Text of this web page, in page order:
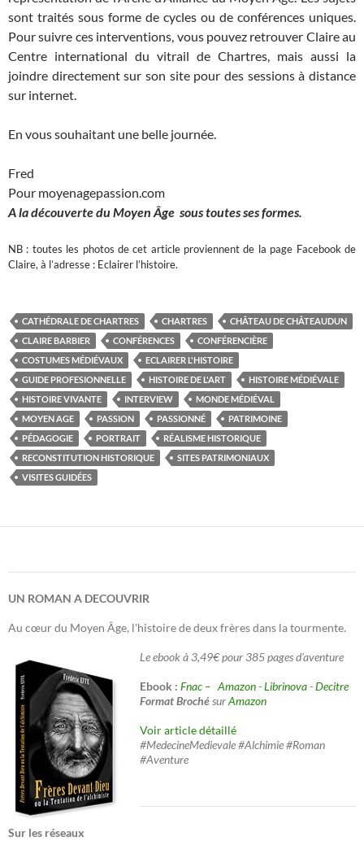
sont traités sous forme de cycles ou de conférences uniques.
Pour suivre ces interventions, vous pouvez retrouver Claire au
Centre international du vitrail de Chartres, mais aussi la
joindre directement sur son site pour des sessions à distance
sur internet.
En vous souhaitant une belle journée.
Fred
Pour moyenagepassion.com
A la découverte du Moyen Âge sous toutes ses formes.
NB : toutes les photos de cet article proviennent de la page Facebook de
Claire, à l’adresse : Eclairer l’histoire.
CATHÉDRALE DE CHARTRES CHARTRES
CHÂTEAU DE CHÂTEAUDUN
CLAIRE BARBIER
CONFÉRENCES
CONFÉRENCIÈRE
COSTUMES MÉDIÉVAUX
ECLAIRER L'HISTOIRE
GUIDE PROFESIONNELLE
HISTOIRE DE L'ART
HISTOIRE MÉDIÉVALE
HISTOIRE VIVANTE
INTERVIEW
MONDE MÉDIÉVAL
MOYEN AGE
PASSION PASSIONNÉ
PATRIMOINE
PÉDAGOGIE
PORTRAIT
RÉALISME HISTORIQUE
RECONSTITUTION HISTORIQUE
SITES PATRIMONIAUX
VISITES GUIDÉES
UN ROMAN A DECOUVRIR
Au cœur du Moyen Âge, l'histoire de deux frères dans la tourmente.
Le ebook à 3,49€ pour 385 pages d'aventure
Ebook : Fnac – Amazon-Librinova-Decitre
Format BrochésurAmazon
Voir article détaillé
#MedecineMedievale #Alchimie #Roman
#Aventure
Sur les réseaux